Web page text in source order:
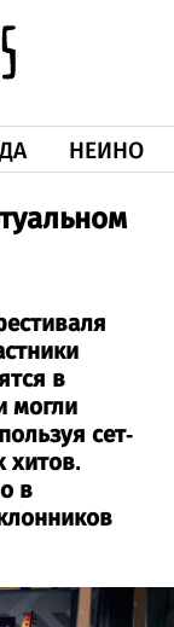
НЕИНО
ДРУГОЕ
в
могли
сет-
хитов.
в